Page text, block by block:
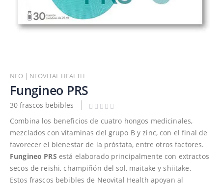
al
comienzo
de
la
galería
imágenes
NEO | NEOVITAL HEALTH
Fungineo PRS
30 frascos bebibles
Combina los beneficios de cuatro hongos medicinales,
mezclados con vitaminas del grupo B y zinc, con el final de
favorecer el bienestar de la próstata, entre otros factores.
Fungineo PRS está elaborado principalmente con extractos
secos de reishi, champiñón del sol, maitake y shiitake.
Estos frascos bebibles de Neovital Health apoyan al